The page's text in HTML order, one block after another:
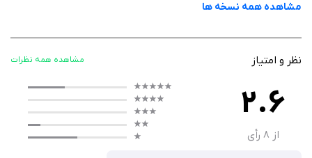
تطبیق فایل ملکی و متقاضی: زونکن فایل‌های متقاضیان را به فایل‌های
نقشه زونکن مشخص کنید.
اضافه کردن تصویر: امکان افزودن تصاویر هر ملک به فایل مربوطه
وجود دارد.
اشتراک‌گذاری آسان: فایل‌های خود را از طریق شبکه‌های اجتماعی به
اشتراک بگذارید.
مشاهده همه نسخه ها
مشاهده همه نظرات نظر و امتیاز
2.6
از 8 رأی